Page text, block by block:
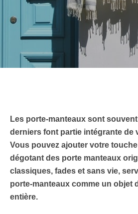
Les porte-manteaux sont
derniers font partie intégrante de
Vous pouvez ajouter votre
dégotant des porte manteaux
classiques, fades et sans vie,
porte-manteaux comme un objet
entière.